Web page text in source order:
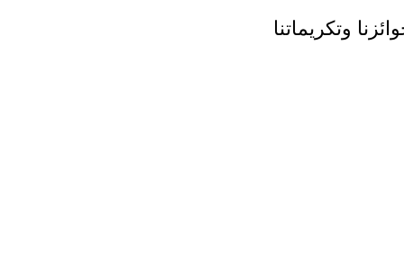
وتكريماتنا